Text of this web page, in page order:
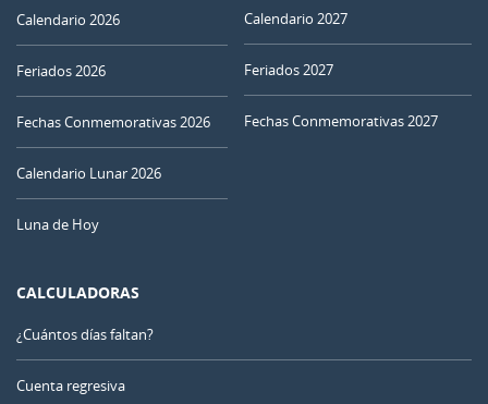
Calendario 2026
Feriados 2026
Fechas Conmemorativas 2026
Calendario Lunar 2026
Luna de Hoy
Calendario 2027
Feriados 2027
Fechas Conmemorativas 2027
CALCULADORAS
¿Cuántos días faltan?
Cuenta regresiva